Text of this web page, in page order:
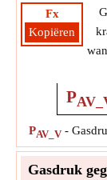
Fx
Kopiëren
P
PAV_V-
Gasdruk